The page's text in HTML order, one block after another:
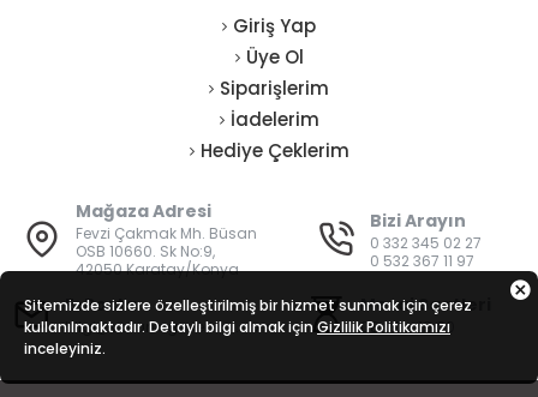
Giriş Yap
Üye Ol
Siparişlerim
İadelerim
Hediye Çeklerim
Mağaza Adresi
Fevzi Çakmak Mh. Büsan
OSB 10660. Sk No:9,
42050 Karatay/Konya
Bizi Arayın
0 332 345 02 27
0 532 367 11 97
E-Posta
bilgi@vatanisguvenligi.com
Mesai Saatleri
08:00 - 19:00
Sitemizde sizlere özelleştirilmiş bir hizmet sunmak için çerez
kullanılmaktadır. Detaylı bilgi almak için Gizlilik Politikamızı
inceleyiniz.